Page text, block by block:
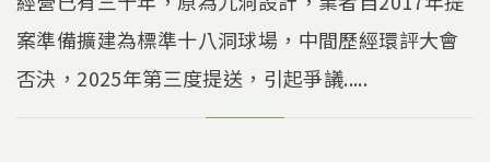
Li
n
k
b
o
o
k
案準備擴建為標準十八洞球場，中間歷經環評大會
否決，2025年第三度提送，引起爭議.....